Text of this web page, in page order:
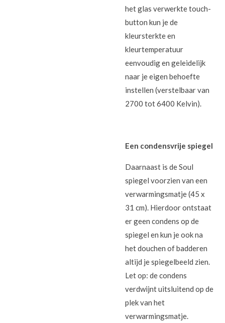
het glas verwerkte touch-
button kun je de
kleursterkte en
kleurtemperatuur
eenvoudig en geleidelijk
naar je eigen behoefte
instellen (verstelbaar van
2700 tot 6400 Kelvin).
Een condensvrije spiegel
Daarnaast is de Soul
spiegel voorzien van een
verwarmingsmatje (45 x
31 cm). Hierdoor ontstaat
er geen condens op de
spiegel en kun je ook na
het douchen of badderen
altijd je spiegelbeeld zien.
Let op: de condens
verdwijnt uitsluitend op de
plek van het
verwarmingsmatje.